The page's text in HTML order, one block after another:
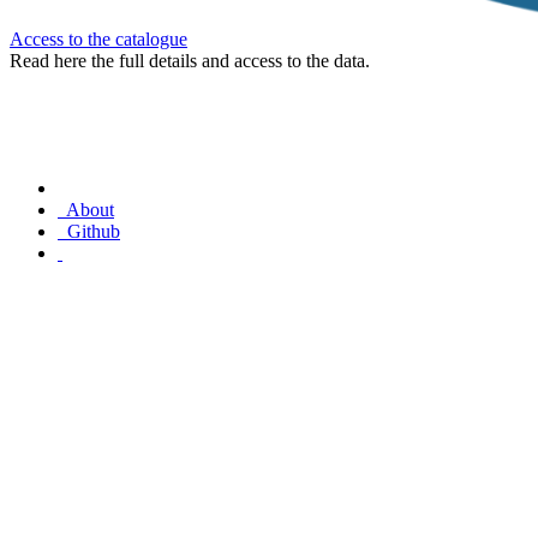
Access to the catalogue
Read here the full details and access to the data.
About
Github